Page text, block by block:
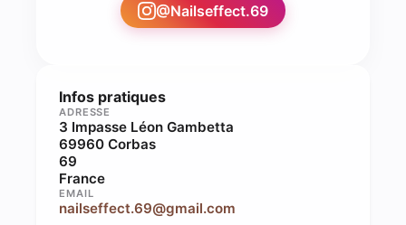
@Nailseffect.69
Infos pratiques
ADRESSE
3 Impasse Léon Gambetta
69960 Corbas
69
France
EMAIL
nailseffect.69@gmail.com